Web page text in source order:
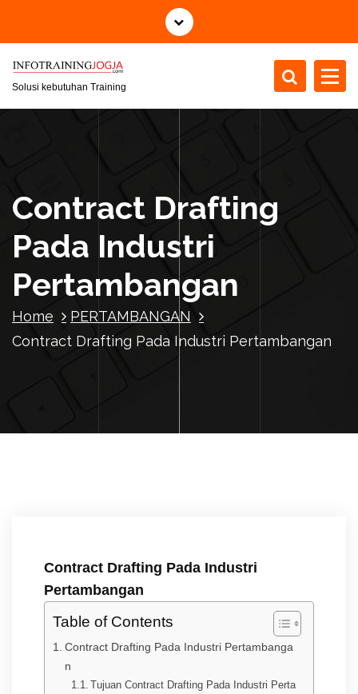
i
Solusi kebutuhan Training
Contract Drafting
Pada Industri
Pertambangan
Home
PERTAMBANGAN
Contract Drafting Pada Industri Pertambangan
Contract Drafting Pada Industri
Pertambangan
Table of Contents
Contract Drafting Pada Industri Pertambanga
n
Tujuan Contract Drafting Pada Industri Perta